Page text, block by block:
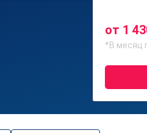
от 1
*В месяц